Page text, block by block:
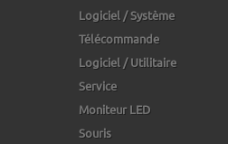
Logiciel / Système
Télécommande
Logiciel / Utilitaire
Service
Moniteur LED
Souris